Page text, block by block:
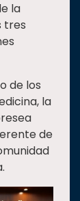
la
tres
de los
la
de